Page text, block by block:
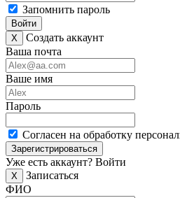
Запомнить пароль
Войти
X
Создать аккаунт
Ваша почта
Ваше имя
Пароль
Согласен на обработку
Зарегистрироваться
Уже есть аккаунт? Войти
X
Записаться
ФИО